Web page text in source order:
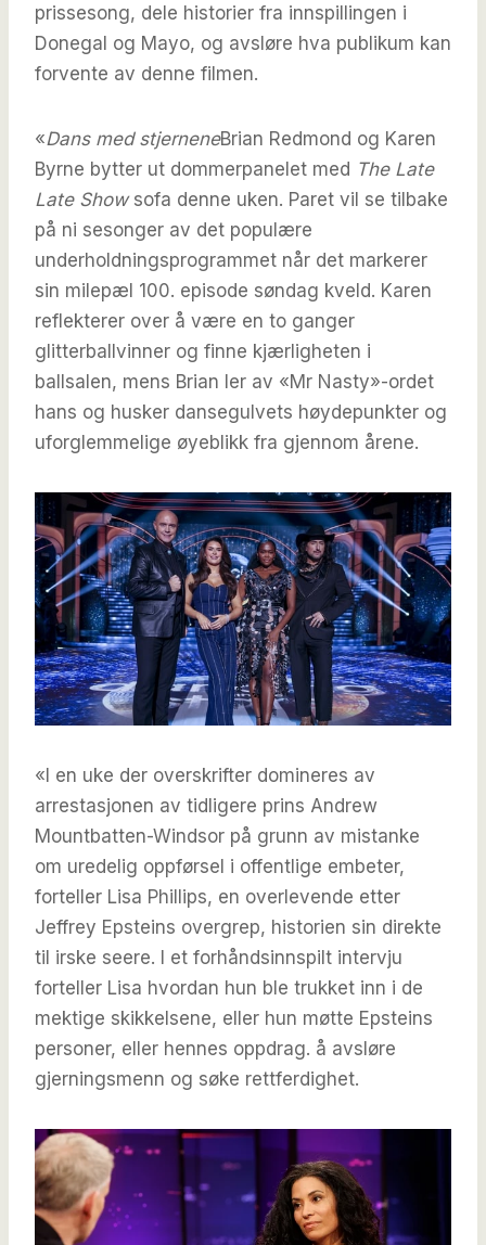
prissesong, dele historier fra innspillingen i
Donegal og Mayo, og avsløre hva publikum kan
forvente av denne filmen.
«Dans med stjerneneBrian Redmond og Karen
Byrne bytter ut dommerpanelet med The Late
Late Showsofa denne uken. Paret vil se tilbake
på ni sesonger av det populære
underholdningsprogrammet når det markerer
sin milepæl 100. episode søndag kveld. Karen
reflekterer over å være en to ganger
glitterballvinner og finne kjærligheten i
ballsalen, mens Brian ler av «Mr Nasty»-ordet
hans og husker dansegulvets høydepunkter og
uforglemmelige øyeblikk fra gjennom årene.
«I en uke der overskrifter domineres av
arrestasjonen av tidligere prins Andrew
Mountbatten-Windsor på grunn av mistanke
om uredelig oppførsel i offentlige embeter,
forteller Lisa Phillips, en overlevende etter
Jeffrey Epsteins overgrep, historien sin direkte
til irske seere. I et forhåndsinnspilt intervju
forteller Lisa hvordan hun ble trukket inn i de
mektige skikkelsene, eller hun møtte Epsteins
personer, eller hennes oppdrag. å avsløre
gjerningsmenn og søke rettferdighet.